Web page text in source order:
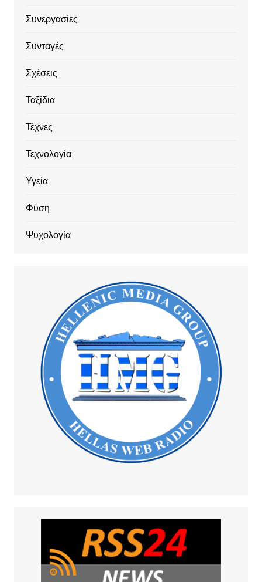
Συνεργασίες
Συνταγές
Σχέσεις
Ταξίδια
Τέχνες
Τεχνολογία
Υγεία
Φύση
Ψυχολογία